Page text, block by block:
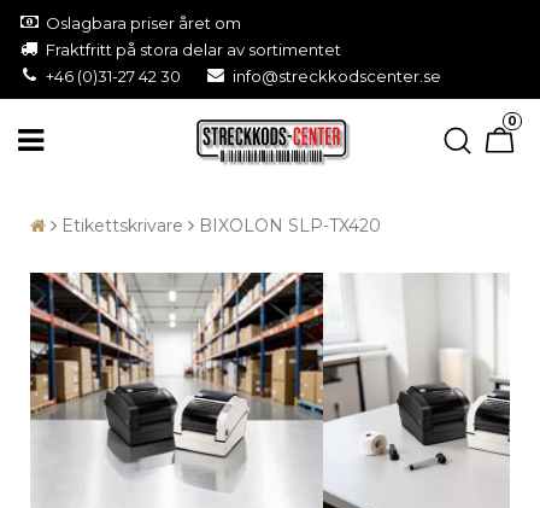
Oslagbara priser året om
Fraktfritt på stora delar av sortimentet
+46 (0)31-27 42 30
info@streckkodscenter.se
0
Etikettskrivare BIXOLON SLP-TX420